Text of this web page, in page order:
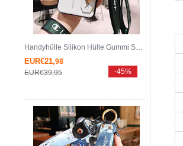
Handyhülle Silikon Hülle Gummi Schutzhülle Blumen H06 für Huawei Mate 20 Lite Grün
EUR€21,98
EUR€39,95 -45%